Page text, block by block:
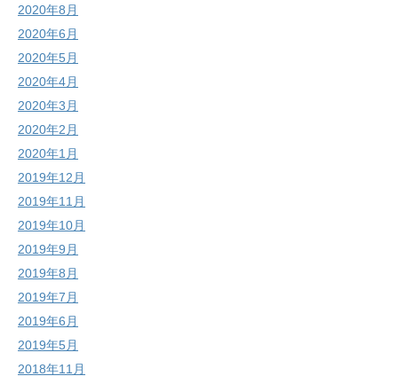
2020年8月
2020年6月
2020年5月
2020年4月
2020年3月
2020年2月
2020年1月
2019年12月
2019年11月
2019年10月
2019年9月
2019年8月
2019年7月
2019年6月
2019年5月
2018年11月